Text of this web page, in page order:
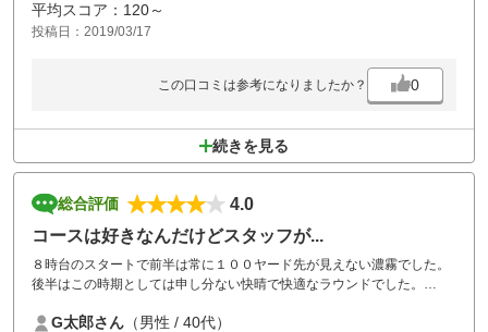
平均スコア：120～
投稿日：2019/03/17
この口コミは参考になりましたか？ 0
続きを見る
総合評価
4.0
コースは好きなんだけどスタッフが...
８時台のスタートで前半は常に１００ヤード先が見えない濃霧でした。
後半はこの時期としては申し分ない快晴で快適なラウンドでした。
誠意のある仕事をするべきだと思う。
G太郎さん （男性 / 40代）